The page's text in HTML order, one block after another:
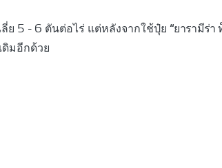
ย 5 - 6 ตันต่อไร่ แต่หลังจากใช้ปุ๋ย “ยารามีร่า
มอีกด้วย